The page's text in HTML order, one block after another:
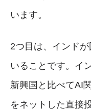
います。
2つ目は、インド
いることです。イ
新興国と比べてAI
をネットした直接